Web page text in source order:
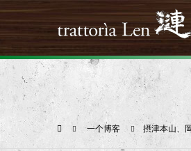
一个博客 摂津本山、